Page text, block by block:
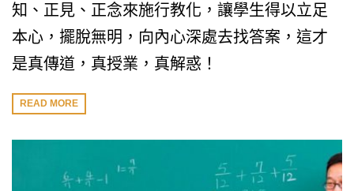
知、正見、正念來施行教化，讓學生得以立足
本心，擺脫無明，向內心深處去找答案，這才
是真傳道，真授業，真解惑！
READ MORE